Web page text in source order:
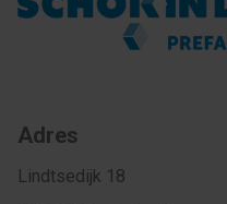
Adres
Lindtsedijk 18